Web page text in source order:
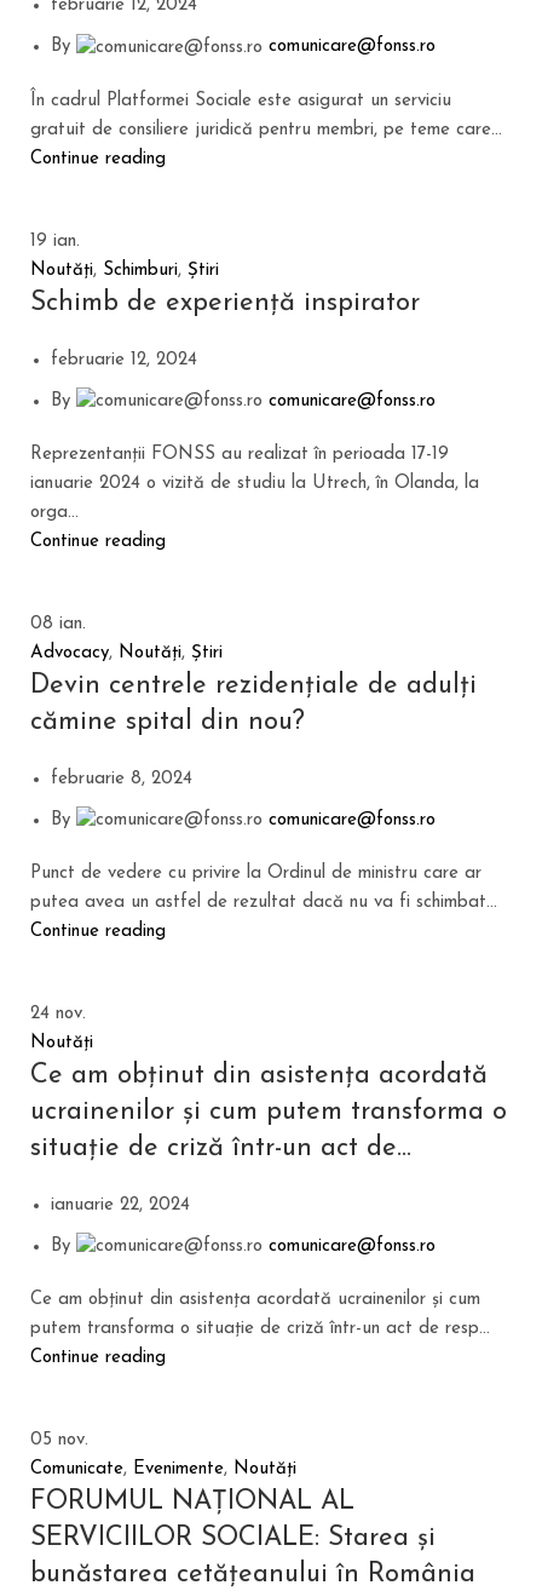
februarie 12, 2024
By comunicare@fonss.ro
În cadrul Platformei Sociale este asigurat un serviciu
gratuit de consiliere juridică pentru membri, pe teme care...
Continue reading
19 ian.
Noutăți, Schimburi, Știri
Schimb de experiență inspirator
februarie 12, 2024
By comunicare@fonss.ro
Reprezentanții FONSS au realizat în perioada 17-19
ianuarie 2024 o vizită de studiu la Utrech, în Olanda, la
orga...
Continue reading
08 ian.
Advocacy, Noutăți, Știri
Devin centrele rezidențiale de adulți
cămine spital din nou?
februarie 8, 2024
By comunicare@fonss.ro
Punct de vedere cu privire la Ordinul de ministru care ar
putea avea un astfel de rezultat dacă nu va fi schimbat...
Continue reading
24 nov.
Noutăți
Ce am obținut din asistența acordată
ucrainenilor și cum putem transforma o
situație de criză într-un act de
ianuarie 22, 2024
By comunicare@fonss.ro
Ce am obținut din asistența acordată ucrainenilor și cum
putem transforma o situație de criză într-un act de resp...
Continue reading
05 nov.
Comunicate, Evenimente, Noutăți
FORUMUL NAȚIONAL AL
SERVICIILOR SOCIALE: Starea și
bunăstarea cetățeanului în România